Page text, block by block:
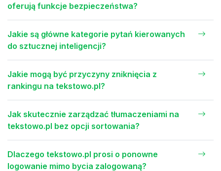
oferują funkcje bezpieczeństwa?
Jakie są główne kategorie pytań kierowanych
do sztucznej inteligencji?
Jakie mogą być przyczyny zniknięcia z
rankingu na tekstowo.pl?
Jak skutecznie zarządzać tłumaczeniami na
tekstowo.pl bez opcji sortowania?
Dlaczego tekstowo.pl prosi o ponowne
logowanie mimo bycia zalogowaną?